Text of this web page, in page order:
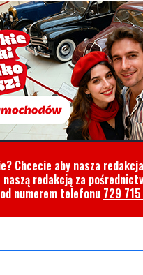
Chcecie aby nasza
redakcją za
numerem telefonu 729